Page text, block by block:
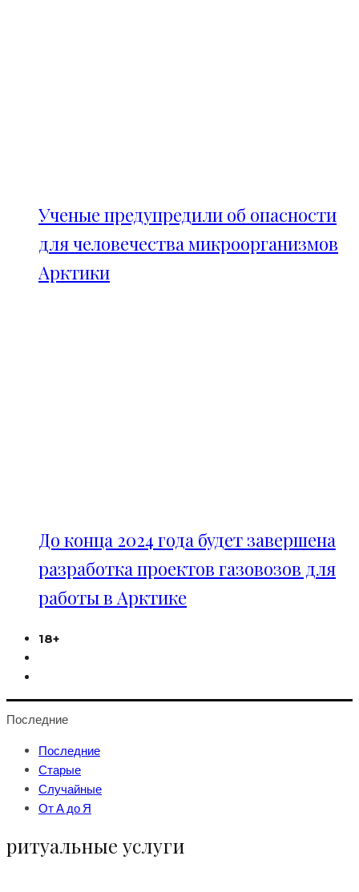
Ученые предупредили об опасности
для человечества микроорганизмов
Арктики
До конца 2024 года будет завершена
разработка проектов газовозов для
работы в Арктике
18+
Последние
Последние
Старые
Случайные
От А до Я
ритуальные услуги